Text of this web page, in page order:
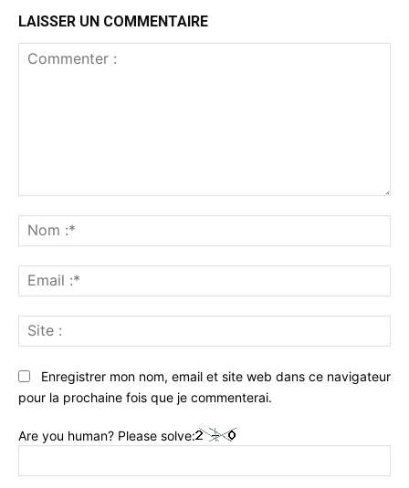
LAISSER UN COMMENTAIRE
:*
:*
:
Enregistrer mon nom, email et site web dans ce navigateur
pour la prochaine fois que je commenterai.
Are you human? Please solve: